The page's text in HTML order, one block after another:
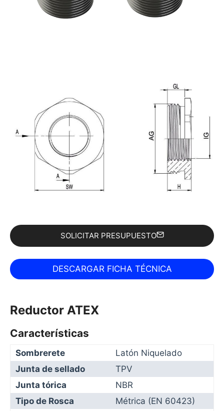
SOLICITAR PRESUPUESTO
Reductor ATEX
Características
Sombrerete
Latón Niquelado
Junta de sellado
TPV
Junta tórica
NBR
Tipo de Rosca
Métrica (EN 60423)